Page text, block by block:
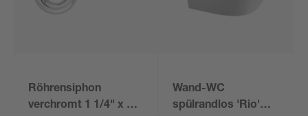
Röhrensiphon
verchromt 1 1/4" x 32
Wand-WC
spülrandlos 'Rio'